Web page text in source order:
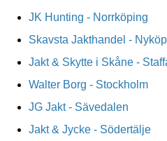
JK Hunting - Norrköping
Skavsta Jakthandel -
Jakt & Skytte i Skåne -
Walter Borg - Stockholm
JG Jakt - Sävedalen
Jakt & Jycke - Södertälje